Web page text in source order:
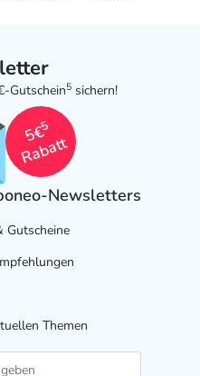
Gutschein5 sichern!
5€
5
Rabatt
Newsletters
Gutscheine
Themen